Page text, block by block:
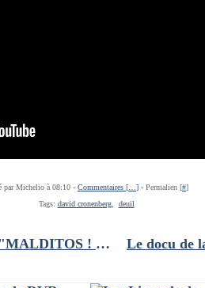
par Michelio à 08:10 - Commentaires [ ] - Permalien [#]
Tags: david cronenberg, deuil
COUP DE ❤️ pour la série "MALDITOS ! " tragédie shakespearienne chez les Gitans